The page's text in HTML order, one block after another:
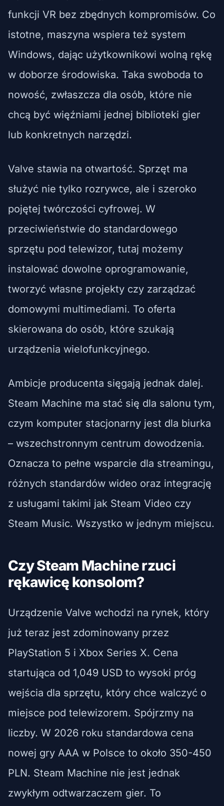
funkcji VR bez zbędnych kompromisów. Co
istotne, maszyna wspiera też system
Windows, dając użytkownikowi wolną rękę
w doborze środowiska. Taka swoboda to
nowość, zwłaszcza dla osób, które nie
chcą być więźniami jednej biblioteki gier
lub konkretnych narzędzi.
Valve stawia na otwartość. Sprzęt ma
służyć nie tylko rozrywce, ale i szeroko
pojętej twórczości cyfrowej. W
przeciwieństwie do standardowego
sprzętu pod telewizor, tutaj możemy
instalować dowolne oprogramowanie,
tworzyć własne projekty czy zarządzać
domowymi multimediami. To oferta
skierowana do osób, które szukają
urządzenia wielofunkcyjnego.
Ambicje producenta sięgają jednak dalej.
Steam Machine ma stać się dla salonu tym,
czym komputer stacjonarny jest dla biurka
– wszechstronnym centrum dowodzenia.
Oznacza to pełne wsparcie dla streamingu,
różnych standardów wideo oraz integrację
z usługami takimi jak Steam Video czy
Steam Music. Wszystko w jednym miejscu.
Czy Steam Machine rzuci
rękawicę konsolom?
Urządzenie Valve wchodzi na rynek, który
już teraz jest zdominowany przez
PlayStation 5 i Xbox Series X. Cena
startująca od 1,049 USD to wysoki próg
wejścia dla sprzętu, który chce walczyć o
miejsce pod telewizorem. Spójrzmy na
liczby. W 2026 roku standardowa cena
nowej gry AAA w Polsce to około 350-450
PLN. Steam Machine nie jest jednak
zwykłym odtwarzaczem gier. To